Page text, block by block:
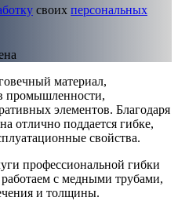
своих персональных
материал,
промышленности,
элементов. Благодаря
отлично поддается гибке,
свойства.
профессиональной гибки
с медными трубами,
и толщины.